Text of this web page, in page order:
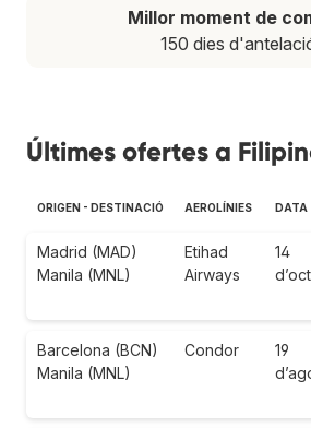
Millor moment de
150 dies
Últimes ofertes a
ORIGEN - DESTINACIÓ AEROLÍNIES DATA
Madrid (MAD)
Manila (MNL)
Etihad
Airways
14
Barcelona (BCN)
Manila (MNL)
Condor
19